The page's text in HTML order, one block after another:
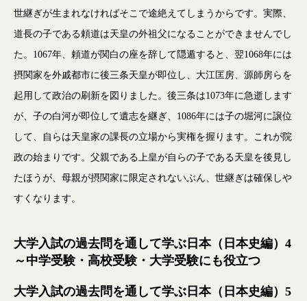
世継ぎが生まれなければそこで途絶えてしまうからです。実際、
道長の子である頼道は天皇の外祖父になることができませんでし
た。1067年、頼道が関白の座を辞して隠遁すると、翌1068年には
摂関家を外戚都市に後三条天皇が即位し、大江匡房、源師房らを
起用して政治の刷新を図りました。後三条は1073年に急逝します
が、子の白河が即位して遺志を継ぎ、1086年には子の堀河に譲位
して、自らは天皇家の課長の立場から実権を握ります。これが院
政の始まりです。父親である上皇が自らの子である天皇を後見し
たほうが、母親が摂関家に限定されないぶん、世継ぎは確保しや
すくなります。
大学入試の過去問を通して学ぶ日本（日本史編）4
～中学受験・高校受験・大学受験にも役立つ
大学入試の過去問を通して学ぶ日本（日本史編）5